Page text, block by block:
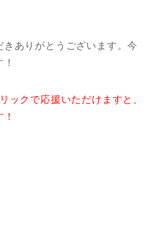
ありがとうございます。今
ックで応援いただけますと、